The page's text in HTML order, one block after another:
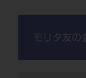
モリタ友の